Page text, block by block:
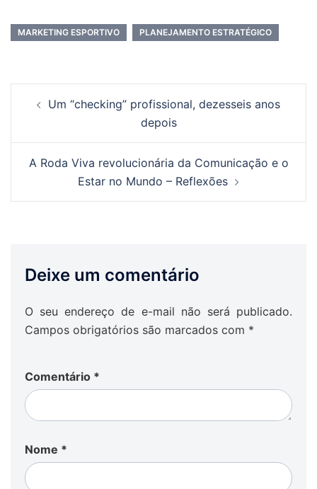
MARKETING ESPORTIVO PLANEJAMENTO ESTRATÉGICO
Um “checking” profissional, dezesseis anos
depois
A Roda Viva revolucionária da Comunicação e o
Estar no Mundo – Reflexões
Deixe um comentário
O seu endereço de e-mail não será publicado.
Campos obrigatórios são marcados com *
Comentário *
Nome *